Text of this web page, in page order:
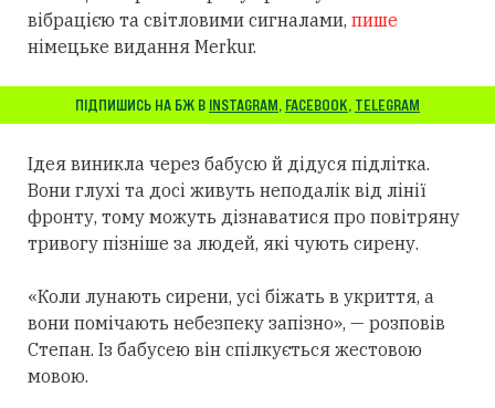
вібрацією та світловими сигналами, пише
німецьке видання Merkur.
ПІДПИШИСЬ НА БЖ В INSTAGRAM, FACEBOOK, TELEGRAM
Ідея виникла через бабусю й дідуся підлітка.
Вони глухі та досі живуть неподалік від лінії
фронту, тому можуть дізнаватися про повітряну
тривогу пізніше за людей, які чують сирену.
«Коли лунають сирени, усі біжать в укриття, а
вони помічають небезпеку запізно», — розповів
Степан. Із бабусею він спілкується жестовою
мовою.